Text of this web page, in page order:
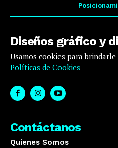
Diseños gráfico y
Usamos cookies para
Políticas de Cookies
Contáctanos
Quienes Somos